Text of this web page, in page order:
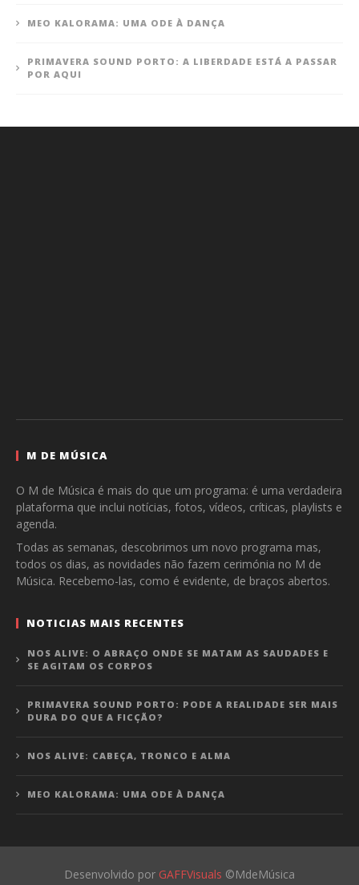
MEO KALORAMA: UMA ODE À DANÇA
PRIMAVERA SOUND PORTO: A LIBERDADE ESTÁ A PASSAR
POR AQUI
M DE MÚSICA
O M de Música é mais do que um programa: é uma verdadeira
plataforma que inclui notícias, fotos, vídeos, críticas, playlists e
agenda.
Todas as semanas, descobrimos um novo programa mas,
todos os dias, as novidades não fazem cerimónia no M de
Música. Recebemo-las, como é evidente, de braços abertos.
NOTICIAS MAIS RECENTES
NOS ALIVE: O ABRAÇO ONDE SE MATAM AS SAUDADES E
SE AGITAM OS CORPOS
PRIMAVERA SOUND PORTO: PODE A REALIDADE SER MAIS
DURA DO QUE A FICÇÃO?
NOS ALIVE: CABEÇA, TRONCO E ALMA
MEO KALORAMA: UMA ODE À DANÇA
Desenvolvido por GAFFVisuals ©MdeMúsica